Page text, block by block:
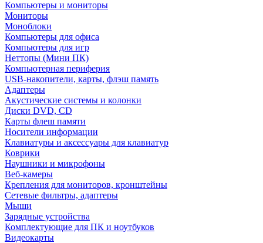
Компьютеры и мониторы
Мониторы
Моноблоки
Компьютеры для офиса
Компьютеры для игр
Неттопы (Мини ПК)
Компьютерная периферия
USB-накопители, карты, флэш память
Адаптеры
Акустические системы и колонки
Диски DVD, CD
Карты флеш памяти
Носители информации
Клавиатуры и аксессуары для клавиатур
Коврики
Наушники и микрофоны
Веб-камеры
Крепления для мониторов, кронштейны
Сетевые фильтры, адаптеры
Мыши
Зарядные устройства
Комплектующие для ПК и ноутбуков
Видеокарты